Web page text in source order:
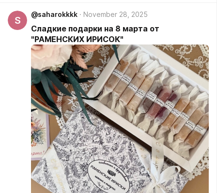
S
@saharokkkk November 28, 2025
Сладкие подарки на 8 марта от
"РАМЕНСКИХ ИРИСОК"